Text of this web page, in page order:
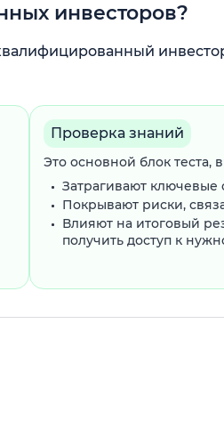
инвесторов?
Проверка знаний
Это основной блок
Затрагивают ключевые
Покрывают риски,
Влияют на итоговый
получить доступ к